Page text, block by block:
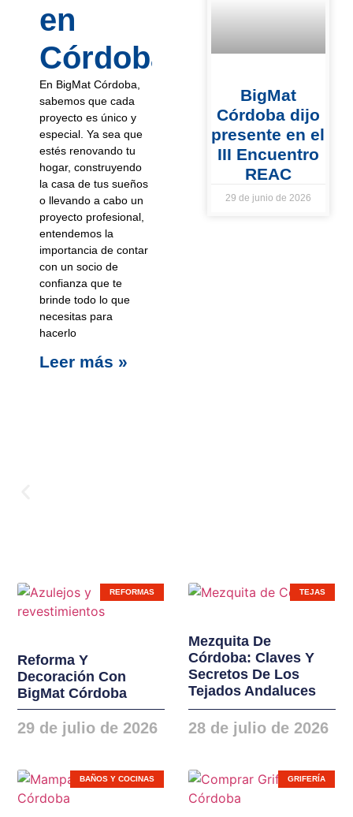
en
Córdoba?
En BigMat Córdoba,
sabemos que cada
proyecto es único y
especial. Ya sea que
estés renovando tu
hogar, construyendo
la casa de tus sueños
o llevando a cabo un
proyecto profesional,
entendemos la
importancia de contar
con un socio de
confianza que te
brinde todo lo que
necesitas para
hacerlo
Leer más »
BigMat
Córdoba dijo
presente en el
III Encuentro
REAC
29 de junio de 2026
Ampliamos líneas de
productos en nuestras
instalaciones. Nuevas
gamas de ventanas,
balconeras, cierres y
ALUMINIO
REFORMAS
Reforma Y
Decoración Con
BigMat Córdoba
29 de julio de 2026
TEJAS
Mezquita De
Córdoba: Claves Y
Secretos De Los
Tejados Andaluces
28 de julio de 2026
BAÑOS Y COCINAS GRIFERÍA